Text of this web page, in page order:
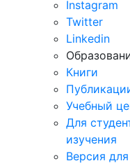
Instagram
Twitter
Linkedin
Книги
Учебный
Для
изучения
Версия